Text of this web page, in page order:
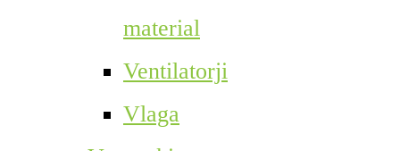
material
Ventilatorji
Vlaga